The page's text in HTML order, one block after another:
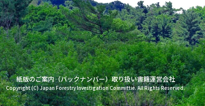
紙版のご案内（バックナンバー）取り扱い書籍運営会社
Copyright (C) Japan Forestry Investigation Committie. All Rights Reserved.